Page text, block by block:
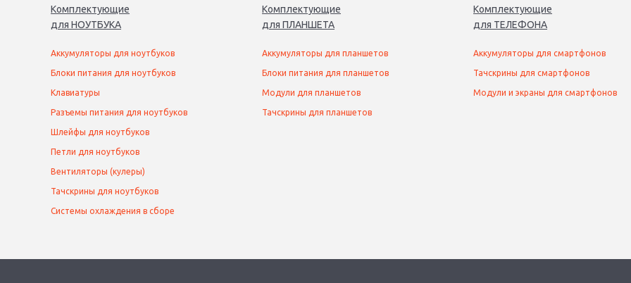
Комплектующие
для НОУТБУКА
Аккумуляторы для ноутбуков
Блоки питания для ноутбуков
Клавиатуры
Разъемы питания для ноутбуков
Шлейфы для ноутбуков
Петли для ноутбуков
Вентиляторы (кулеры)
Тачскрины для ноутбуков
Системы охлаждения в сборе
Комплектующие
для ПЛАНШЕТА
Аккумуляторы для планшетов
Блоки питания для планшетов
Модули для планшетов
Тачскрины для планшетов
Комплектующие
для ТЕЛЕФОНА
Аккумуляторы для смартфонов
Тачскрины для смартфонов
Модули и экраны для смартфонов